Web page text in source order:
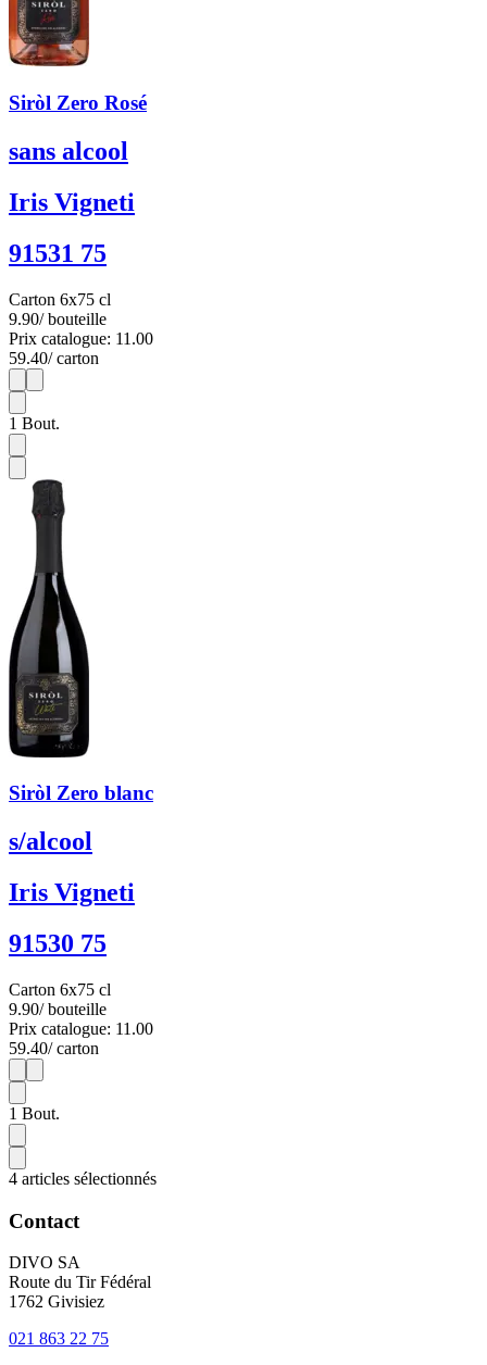
Siròl Zero Rosé
sans alcool
Iris Vigneti
91531 75
Carton 6x75 cl
9.90/ bouteille
Prix catalogue: 11.00
59.40/ carton
1
1 Bout.
Siròl Zero blanc
s/alcool
Iris Vigneti
91530 75
Carton 6x75 cl
9.90/ bouteille
Prix catalogue: 11.00
59.40/ carton
1
1 Bout.
4 articles sélectionnés
Contact
DIVO SA
Route du Tir Fédéral
1762 Givisiez
021 863 22 75